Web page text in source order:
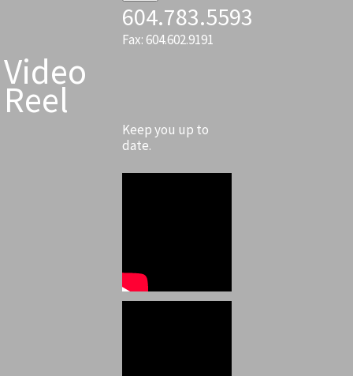
604.783.5593
Fax: 604.602.9191
Video
Reel
Keep you up to
date.